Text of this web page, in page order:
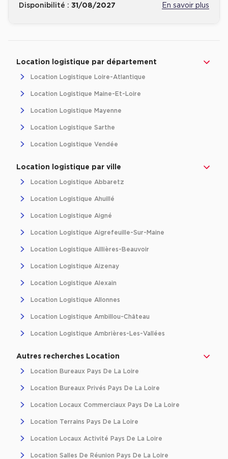
Collections Flex / Coworking
Bureaux privés avec terrasse
Disponibilité : 31/08/2027 En savoir plus
Location logistique par département
Location Logistique Loire-Atlantique
Location Logistique Maine-Et-Loire
Location Logistique Mayenne
Location Logistique Sarthe
Location Logistique Vendée
Location logistique par ville
Location Logistique Abbaretz
Location Logistique Ahuillé
Location Logistique Aigné
Location Logistique Aigrefeuille-Sur-Maine
Location Logistique Aillières-Beauvoir
Location Logistique Aizenay
Location Logistique Alexain
Location Logistique Allonnes
Location Logistique Ambillou-Château
Location Logistique Ambrières-Les-Vallées
Autres recherches Location
Location Bureaux Pays De La Loire
Location Bureaux Privés Pays De La Loire
Location Locaux Commerciaux Pays De La Loire
Location Terrains Pays De La Loire
Location Locaux Activité Pays De La Loire
Location Salles De Réunion Pays De La Loire